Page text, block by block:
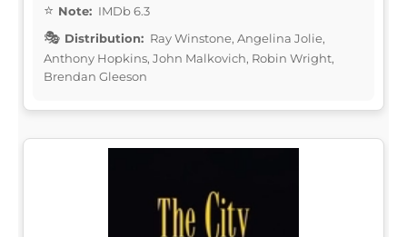
Note: IMDb 6.3
Distribution: Ray Winstone, Angelina Jolie,
Anthony Hopkins, John Malkovich, Robin Wright,
Brendan Gleeson